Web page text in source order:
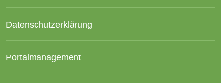
Datenschutzerklärung
Portalmanagement